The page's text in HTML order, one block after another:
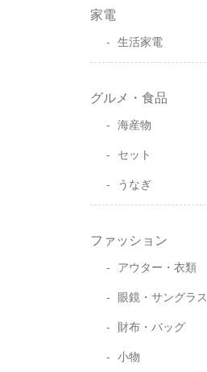
家電
生活家電
グルメ・食品
海産物
セット
うなぎ
ファッション
アウター・衣類
眼鏡・サングラス
財布・バッグ
小物